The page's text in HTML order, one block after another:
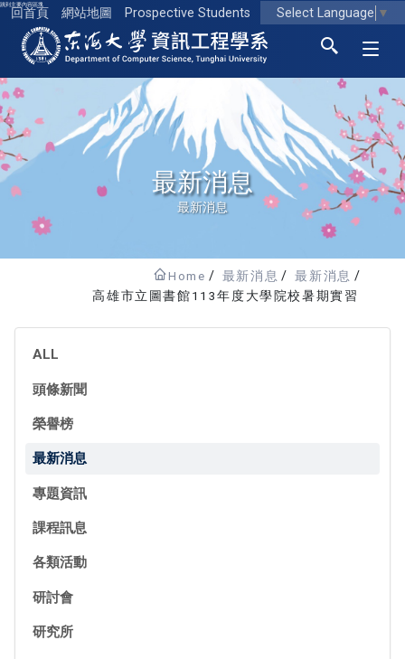
跳到主要內容區塊
回首頁 網站地圖 Prospective Students Select Language ▼
東海大學logo
最新消息
最新消息
Home 最新消息
最新消息
高雄市立圖書館113年度大學院校暑期實習
ALL
頭條新聞
榮譽榜
最新消息
專題資訊
課程訊息
各類活動
研討會
研究所